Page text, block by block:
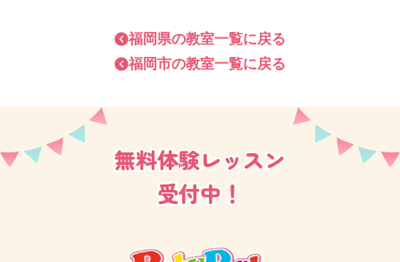
しさを表現できていたので、園の先生に驚かれまし
た！』というご報告や、はじめての育児で子育てに疲
は、『毎週、先生や他のママとお話をする中で悩みが
解決したり、共感してもらえたりして、ベビーパーク
に通うことで悩んでいたことが悩みだと感じなくな
り、前向きに捉えられるようになりました。」』と仰
福岡県の教室一覧に戻る
福岡市の教室一覧に戻る
無料体験レッスン
受付中！